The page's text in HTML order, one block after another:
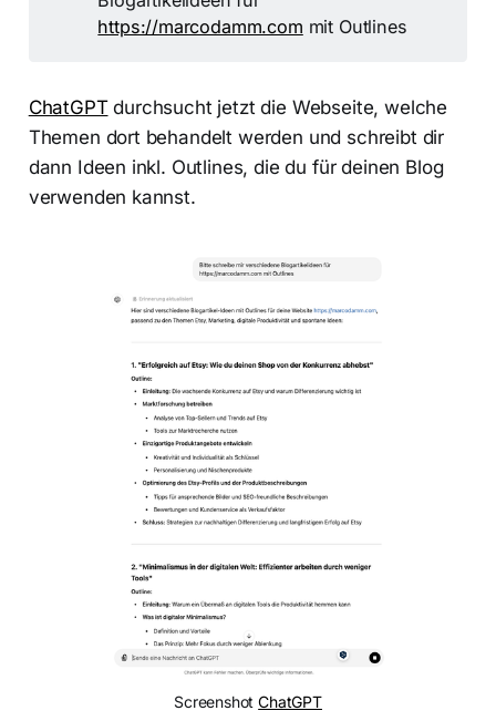
https://marcodamm.com mit Outlines
ChatGPTdurchsucht jetzt die Webseite, welche
Themen dort behandelt werden und schreibt dir
dann Ideen inkl. Outlines, die du für deinen Blog
verwenden kannst.
Screenshot ChatGPT